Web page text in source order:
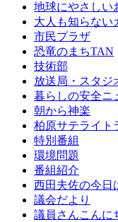
地球にやさしい
大人も知らない
市民プラザ
恐竜のまちTAN
技術部
放送局・スタジ
暮らしの安全ニ
朝から神楽
柏原サテライト
特別番組
環境問題
番組紹介
西田夫佐の今日
議会だより
議員さんこんに